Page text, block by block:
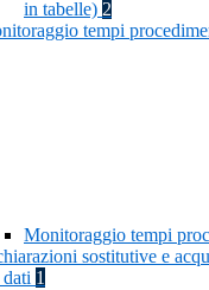
in tabelle) 2
tempi
Monitoraggio tempi
sostitutive e
1